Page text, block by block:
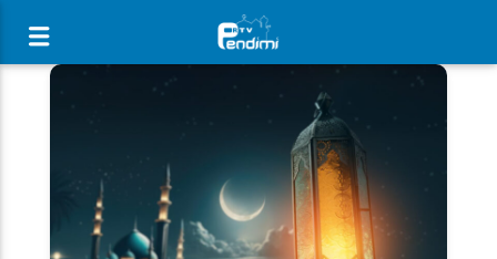
[There are no radio stations in the database]